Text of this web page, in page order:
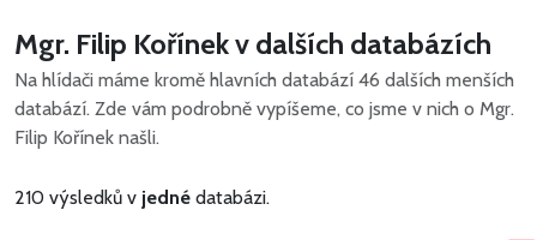
Mgr. Filip Kořínek v dalších databázích
Na hlídači máme kromě hlavních databází 46 dalších menších
databází. Zde vám podrobně vypíšeme, co jsme v nich o Mgr.
Filip Kořínek našli.
210 výsledků v jedné databázi.